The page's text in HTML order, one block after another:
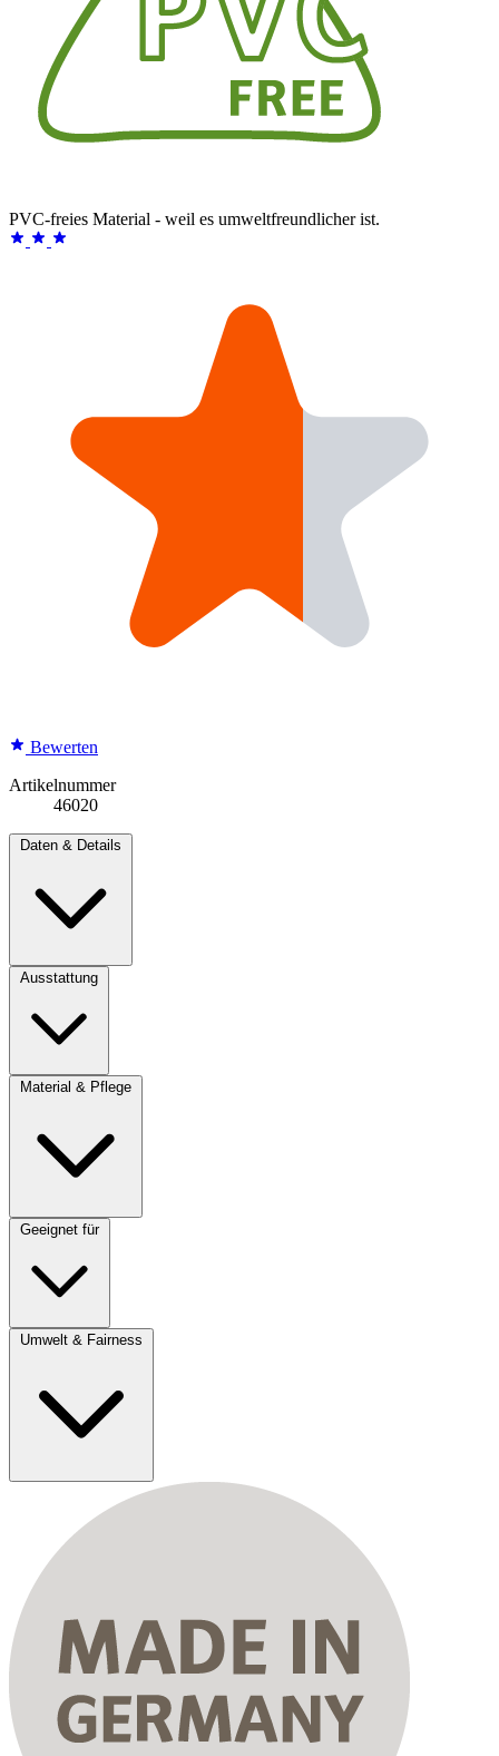
PVC-freies Material - weil es umweltfreundlicher ist.
Bewerten
Artikelnummer
46020
Daten & Details
Ausstattung
Material & Pflege
Geeignet für
Umwelt & Fairness